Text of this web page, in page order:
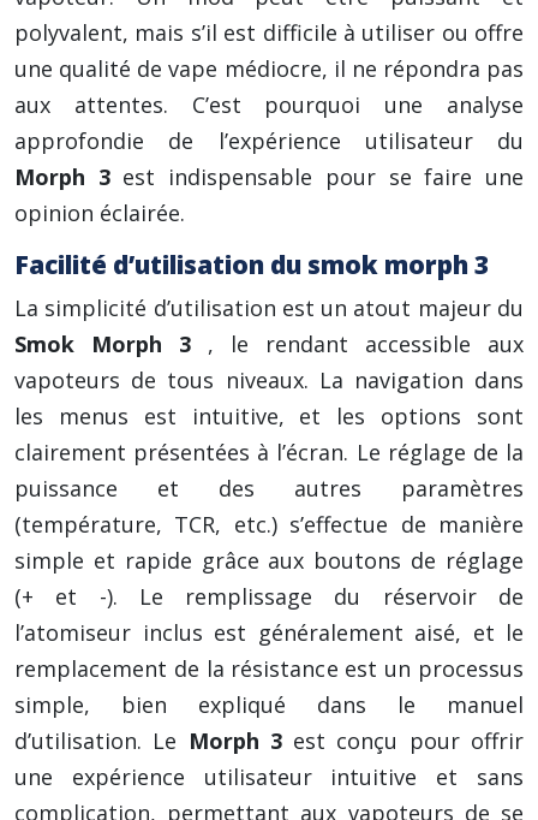
polyvalent, mais s’il est difficile à utiliser ou offre
une qualité de vape médiocre, il ne répondra pas
aux attentes. C’est pourquoi une analyse
approfondie de l’expérience utilisateur du
Morph 3 est indispensable pour se faire une
opinion éclairée.
Facilité d’utilisation du smok morph 3
La simplicité d’utilisation est un atout majeur du
Smok Morph 3 , le rendant accessible aux
vapoteurs de tous niveaux. La navigation dans
les menus est intuitive, et les options sont
clairement présentées à l’écran. Le réglage de la
puissance et des autres paramètres
(température, TCR, etc.) s’effectue de manière
simple et rapide grâce aux boutons de réglage
(+ et -). Le remplissage du réservoir de
l’atomiseur inclus est généralement aisé, et le
remplacement de la résistance est un processus
simple, bien expliqué dans le manuel
d’utilisation. Le Morph 3 est conçu pour offrir
une expérience utilisateur intuitive et sans
complication, permettant aux vapoteurs de se